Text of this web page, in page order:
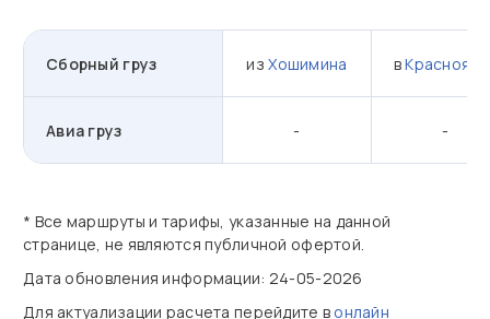
Сборный груз изХошимина в
Авиа груз - -
* Все маршруты и тарифы, указанные на данной
странице, не являются публичной офертой.
Дата обновления информации: 24-05-2026
Для актуализации расчета перейдите в онлайн